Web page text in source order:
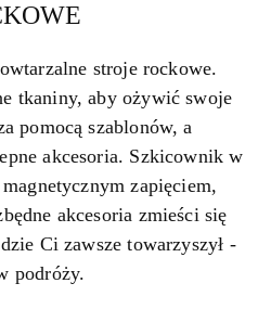
stroje rockowe.
tkaniny, aby ożywić swoje
pomocą szablonów, a
akcesoria. Szkicownik w
zapięciem,
akcesoria zmieści się
Ci zawsze towarzyszył -
podróży.